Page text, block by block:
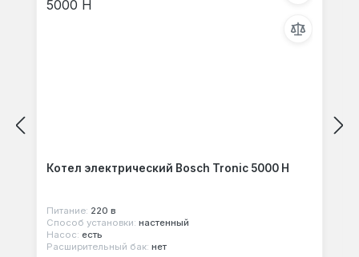
Котел электрический Bosch Tronic 5000 H
Питание: 220 в
Способ установки: настенный
Насос: есть
Расширительный бак: нет